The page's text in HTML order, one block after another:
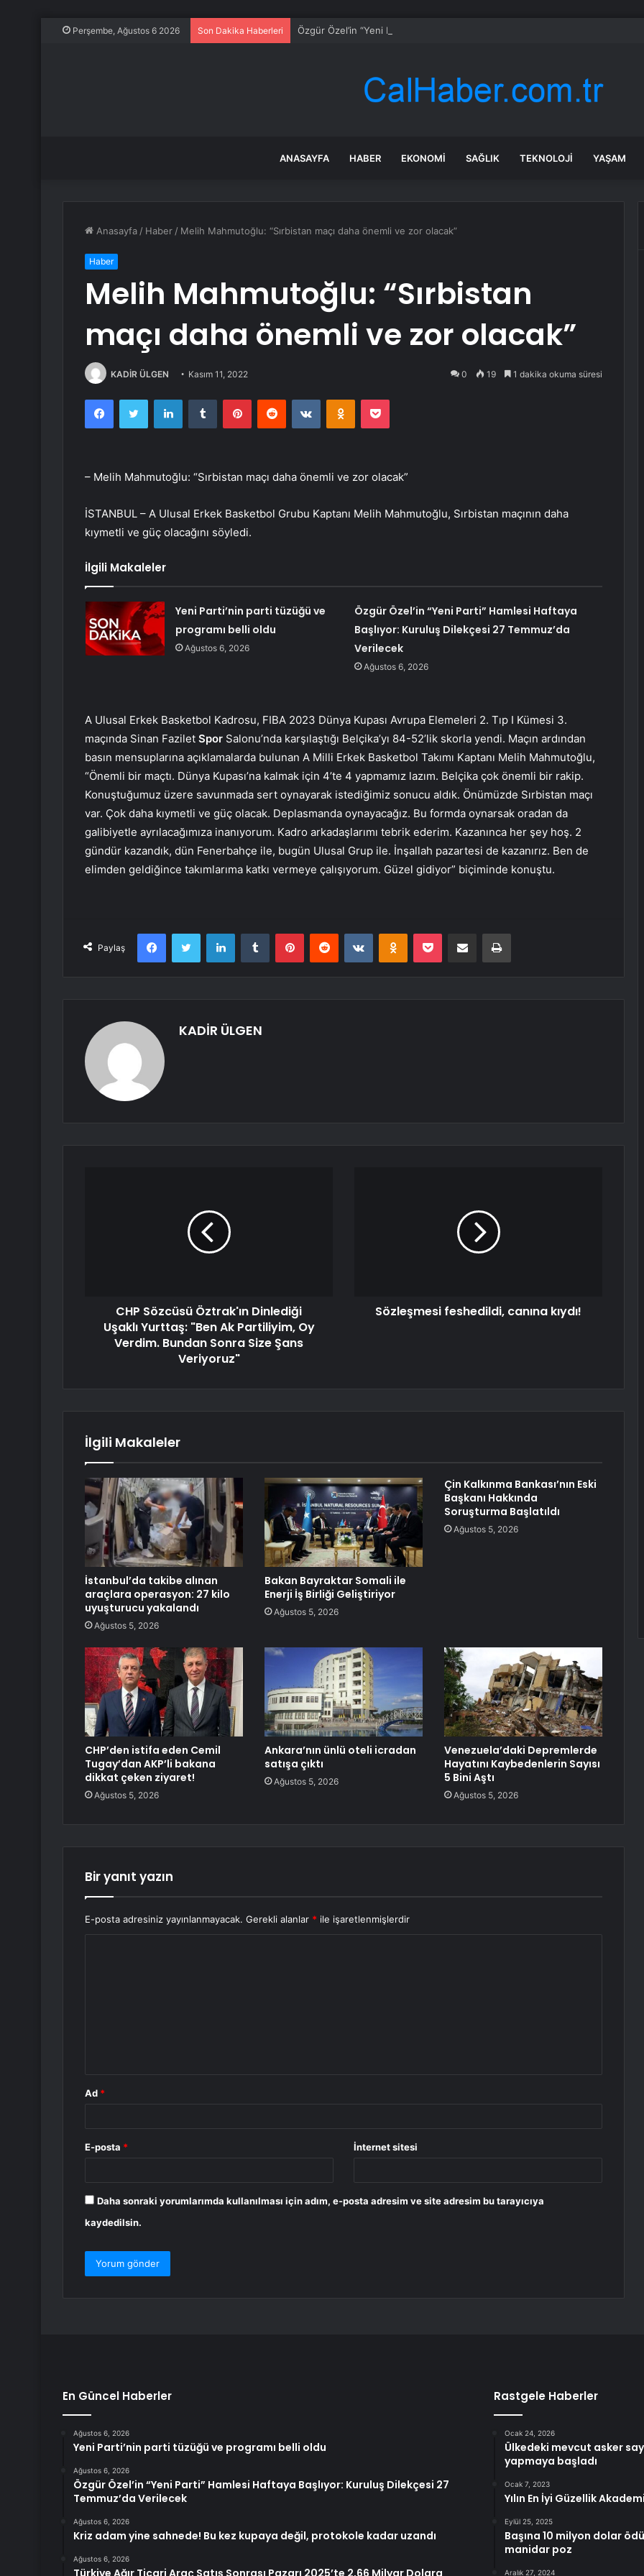
Perşembe, Ağustos 6 2026 Son Dakika Haberleri Özgür Özel’in “Yeni Parti” Hamlesi Haftaya Başlıyor: Kuruluş Dilekçesi 27
ANASAYFA HABER EKONOMI SAĞLIK TEKNOLOJI YAŞAM
Anasayfa / Haber / Melih Mahmutoğlu: “Sırbistan maçı daha önemli ve zor olacak”
Haber
Melih Mahmutoğlu: “Sırbistan
maçı daha önemli ve zor olacak”
KADİR ÜLGEN Kasım 11, 2022 0 19 1 dakika okuma süresi
FacebookTwitter LinkedInTumblr PinterestReddit VKontakteOdnoklassniki
Pocket
– Melih Mahmutoğlu: “Sırbistan maçı daha önemli ve zor olacak”
İSTANBUL – A Ulusal Erkek Basketbol Grubu Kaptanı Melih Mahmutoğlu, Sırbistan maçının daha
kıymetli ve güç olacağını söyledi.
İlgili Makaleler
Yeni Parti’nin parti tüzüğü ve
programı belli oldu
Ağustos 6, 2026
Özgür Özel’in “Yeni Parti” Hamlesi Haftaya
Başlıyor: Kuruluş Dilekçesi 27 Temmuz’da
Verilecek
Ağustos 6, 2026
A Ulusal Erkek Basketbol Kadrosu, FIBA 2023 Dünya Kupası Avrupa Elemeleri 2. Tıp I Kümesi 3.
maçında Sinan Fazilet Spor Salonu’nda karşılaştığı Belçika’yı 84-52’lik skorla yendi. Maçın ardından
basın mensuplarına açıklamalarda bulunan A Milli Erkek Basketbol Takımı Kaptanı Melih Mahmutoğlu,
“Önemli bir maçtı. Dünya Kupası’na kalmak için 4’te 4 yapmamız lazım. Belçika çok önemli bir rakip.
Konuştuğumuz üzere savunmada sert oynayarak istediğimiz sonucu aldık. Önümüzde Sırbistan maçı
var. Çok daha kıymetli ve güç olacak. Deplasmanda oynayacağız. Bu formda oynarsak oradan da
galibiyetle ayrılacağımıza inanıyorum. Kadro arkadaşlarımı tebrik ederim. Kazanınca her şey hoş. 2
gündür kazandık, dün Fenerbahçe ile, bugün Ulusal Grup ile. İnşallah pazartesi de kazanırız. Ben de
elimden geldiğince takımlarıma katkı vermeye çalışıyorum. Güzel gidiyor” biçiminde konuştu.
Paylaş
FacebookTwitter LinkedInTumblr PinterestReddit VKontakteOdnoklassniki
Pocket E-Posta ile paylaş Yazdır
KADİR ÜLGEN
CHP Sözcüsü Öztrak'ın Dinlediği
Uşaklı Yurttaş: "Ben Ak Partiliyim, Oy
Verdim. Bundan Sonra Size Şans
Veriyoruz"
Sözleşmesi feshedildi, canına kıydı!
İlgili Makaleler
İstanbul’da takibe alınan
araçlara operasyon: 27 kilo
uyuşturucu yakalandı
Ağustos 5, 2026
Bakan Bayraktar Somali ile
Enerji İş Birliği Geliştiriyor
Ağustos 5, 2026
Çin Kalkınma Bankası’nın Eski
Başkanı Hakkında
Soruşturma Başlatıldı
Ağustos 5, 2026
CHP’den istifa eden Cemil
Tugay’dan AKP’li bakana
dikkat çeken ziyaret!
Ağustos 5, 2026
Ankara’nın ünlü oteli icradan
satışa çıktı
Ağustos 5, 2026
Venezuela’daki Depremlerde
Hayatını Kaybedenlerin Sayısı
5 Bini Aştı
Ağustos 5, 2026
Bir yanıt yazın
E-posta adresiniz yayınlanmayacak. Gerekli alanlar * ile işaretlenmişlerdir
Ad *
E-posta * İnternet sitesi
Daha sonraki yorumlarımda kullanılması için adım, e-posta adresim ve site adresim bu tarayıcıya
kaydedilsin.
En Güncel Haberler
Ağustos 6, 2026
Yeni Parti’nin parti tüzüğü ve programı belli oldu
Ağustos 6, 2026
Özgür Özel’in “Yeni Parti” Hamlesi Haftaya Başlıyor: Kuruluş Dilekçesi 27
Temmuz’da Verilecek
Ağustos 6, 2026
Kriz adam yine sahnede! Bu kez kupaya değil, protokole kadar uzandı
Ağustos 6, 2026
Rastgele Haberler
Ocak 24, 2026
Ülkedeki mevcut asker
yapmaya başladı
Ocak 7, 2023
Yılın En İyi Güzellik
Eylül 25, 2025
Başına 10 milyon dolar
manidar poz
Aralık 27, 2024